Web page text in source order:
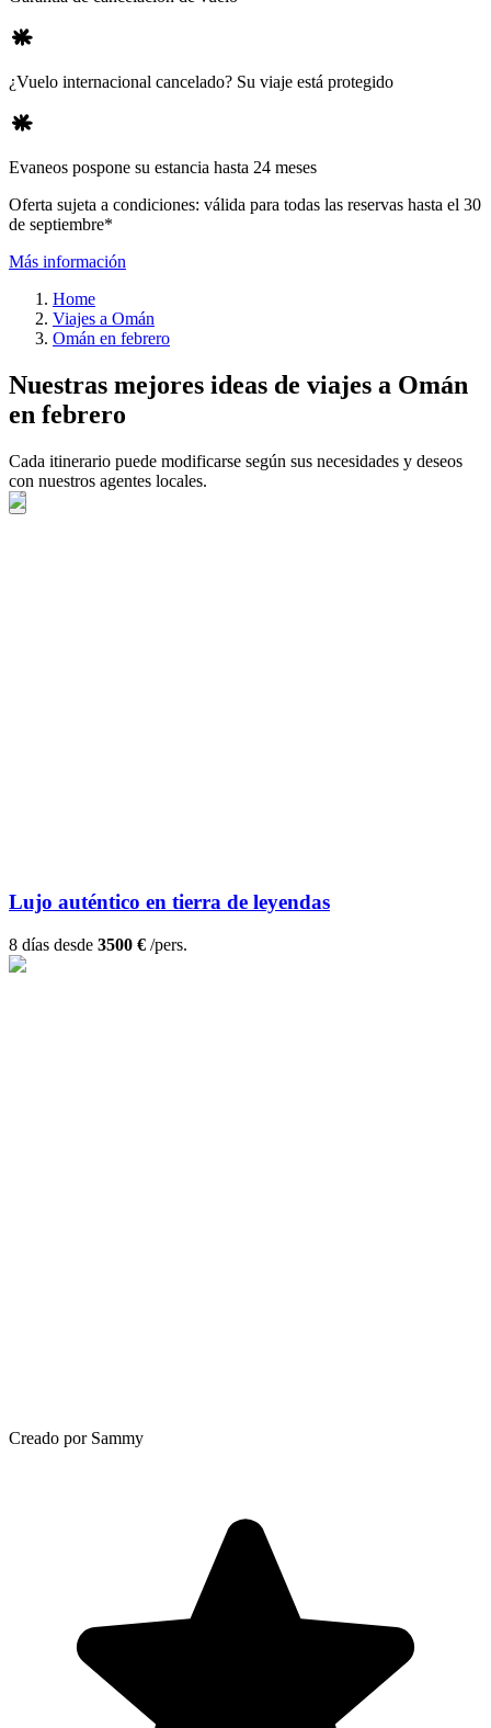
¿Vuelo internacional cancelado? Su viaje está protegido
Evaneos pospone su estancia hasta 24 meses
Oferta sujeta a condiciones: válida para todas las reservas hasta el 30
de septiembre*
Más información
Home
Viajes a Omán
Omán en febrero
Nuestras mejores ideas de viajes a Omán
en febrero
Cada itinerario puede modificarse según sus necesidades y deseos
con nuestros agentes locales.
Lujo auténtico en tierra de leyendas
8 días desde 3500 € /pers.
Creado por Sammy